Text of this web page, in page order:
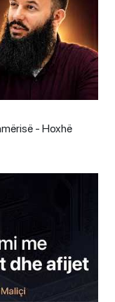
- Hoxhë